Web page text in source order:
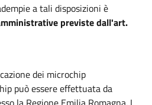
a tali disposizioni è
previste dall'art.
dei microchip
può essere effettuata da